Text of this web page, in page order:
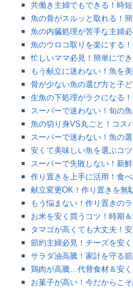
共働き主婦でもできる！時
魚の骨がスルッと取れる！
魚の内臓処理が苦手な主婦
魚のウロコ取りを楽にする
忙しいママ必見！簡単にで
もう献立に迷わない！魚を
骨が少ない魚の選び方と子
生魚の下処理がラクになる
スーパーで迷わない！旬の
魚の切り身VS丸ごと！コス
スーパーで迷わない！魚の
安くて美味しい魚を選ぶコ
スーパーで失敗しない！新
作り置きを上手に活用！食
献立変更OK！作り置きを無
もう悩まない！作り置きの
お米を安く買うコツ！時期
タマゴが高くても大丈夫！
節約主婦必見！チーズを安
サラダ油高騰！家計を守る
鶏肉が高騰…代替食材＆安
お菓子が高い！今だからこ